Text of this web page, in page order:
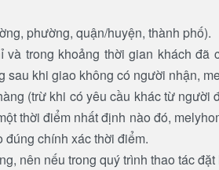
phường, quận/huyện, thành phố).
trong khoảng thời gian khách
khi giao không có người nhận,
(trừ khi có yêu cầu khác từ
thời điểm nhất định nào đó,
chính xác thời điểm.
nên nếu trong quý trình thao tác